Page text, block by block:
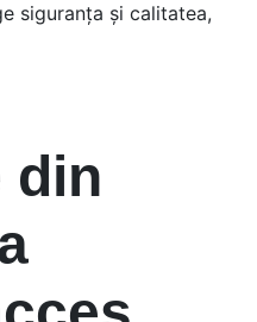
siguranța și calitatea,
din